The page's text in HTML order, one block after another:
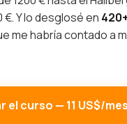
€. Y lo desglosé en
me habría contado a
el curso — 11 US$/